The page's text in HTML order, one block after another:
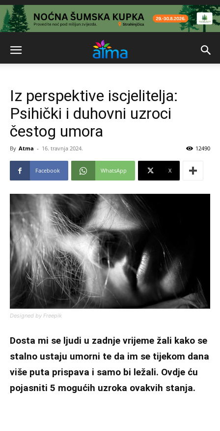
Iz perspektive iscjelitelja:
Psihički i duhovni uzroci
čestog umora
By Atma - 16. travnja 2024. 12490
Facebook WhatsApp X
Designed by Freepik
Dosta mi se ljudi u zadnje vrijeme žali kako se
stalno ustaju umorni te da im se tijekom dana
više puta prispava i samo bi ležali. Ovdje ću
pojasniti 5 mogućih uzroka ovakvih stanja.